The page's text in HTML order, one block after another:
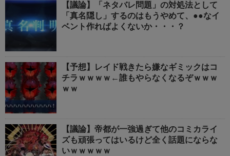
【議論】「ネタバレ問題」の対処法として
「真名隠し」するのはもうやめて、●●なイ
ベント作ればよくないか・・・？
【予想】レイド戦きたら嫌なギミックはコ
チラｗｗｗｗ←誰もやらなくなるぞｗｗｗ
ｗｗ
【議論】帝都が一強過ぎて他のコミカライ
ズも頑張ってはいるけど全く話題にならな
いｗｗｗｗｗ